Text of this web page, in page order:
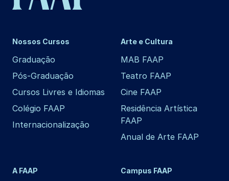
Nossos Cursos
Graduação
Pós-Graduação
Cursos Livres e Idiomas
Colégio FAAP
Internacionalização
Arte e Cultura
MAB FAAP
Teatro FAAP
Cine FAAP
Residência Artística
FAAP
Anual de Arte FAAP
A FAAP Campus FAAP